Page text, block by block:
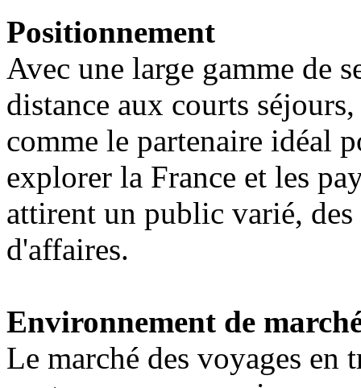
Positionnement
Avec une large gamme de
distance aux courts
comme le partenaire idéal
explorer la France et les
attirent un public varié,
d'affaires.
Environnement de
Le marché des voyages en